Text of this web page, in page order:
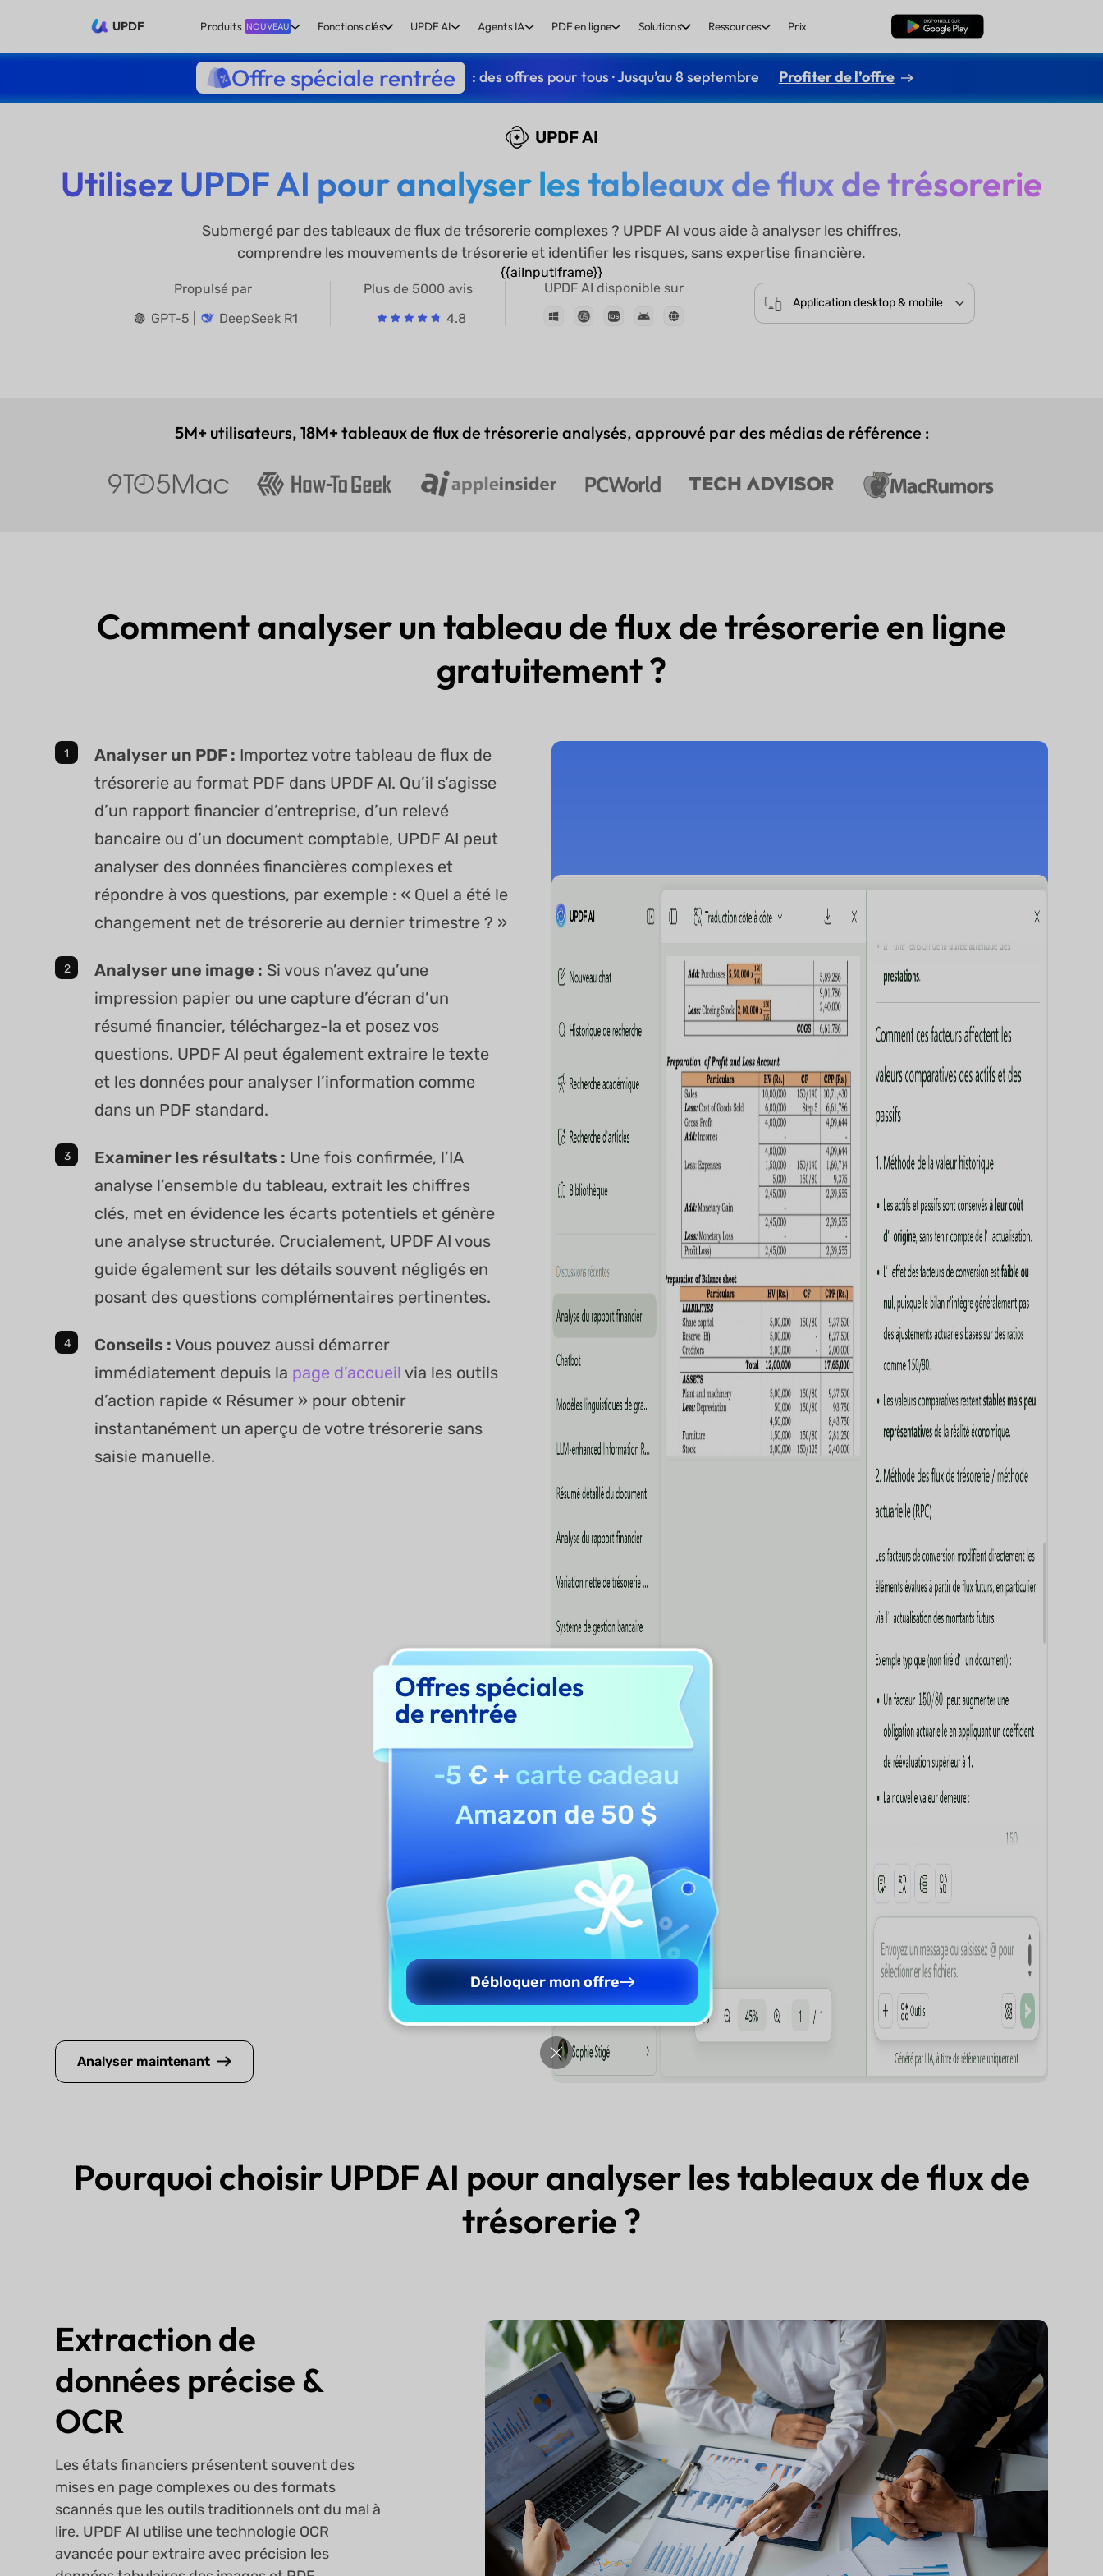
UPDF Produits NOUVEAU Fonctions clés UPDF AI Agents IA PDF en ligne Solutions Ressources Prix TÉLÉCHARGER
Offre spéciale rentrée : des offres pour tous · Jusqu’au 8 septembre Profiter de l’offre
UPDF AI
Utilisez UPDF AI pour analyser les tableaux de flux de trésorerie
Submergé par des tableaux de flux de trésorerie complexes ? UPDF AI vous aide à analyser les chiffres,
comprendre les mouvements de trésorerie et identifier les risques, sans expertise financière.
{{aiInputIframe}}
Propulsé par
GPT-5 |
DeepSeek R1
Plus de 5000 avis
4.8
UPDF AI disponible sur
Application desktop & mobile
5M+ utilisateurs, 18M+ tableaux de flux de trésorerie analysés, approuvé par des médias de référence :
Comment analyser un tableau de flux de trésorerie en ligne
gratuitement ?
Analyser un PDF : Importez votre tableau de flux de
trésorerie au format PDF dans UPDF AI. Qu’il s’agisse
d’un rapport financier d’entreprise, d’un relevé
bancaire ou d’un document comptable, UPDF AI peut
analyser des données financières complexes et
répondre à vos questions, par exemple : « Quel a été le
changement net de trésorerie au dernier trimestre ? »
Analyser une image : Si vous n’avez qu’une
impression papier ou une capture d’écran d’un
résumé financier, téléchargez-la et posez vos
questions. UPDF AI peut également extraire le texte
et les données pour analyser l’information comme
dans un PDF standard.
Examiner les résultats : Une fois confirmée, l’IA
analyse l’ensemble du tableau, extrait les chiffres
clés, met en évidence les écarts potentiels et génère
une analyse structurée. Crucialement, UPDF AI vous
guide également sur les détails souvent négligés en
posant des questions complémentaires pertinentes.
Conseils : Vous pouvez aussi démarrer
immédiatement depuis la page d’accueil via les outils
d’action rapide « Résumer » pour obtenir
instantanément un aperçu de votre trésorerie sans
saisie manuelle.
Analyser maintenant
Pourquoi choisir UPDF AI pour analyser les tableaux de flux de
trésorerie ?
Extraction de
données précise &
OCR
Les états financiers présentent souvent des
mises en page complexes ou des formats
scannés que les outils traditionnels ont du mal à
lire. UPDF AI utilise une technologie OCR
avancée pour extraire avec précision les
Offres spéciales
de rentrée
-5 € + carte cadeau
Amazon de 50 $
Débloquer mon offre